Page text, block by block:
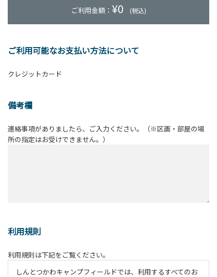
ご利用金額： ¥0 (税込)
ご利用可能なお支払い方法について
クレジットカード
備考欄
連絡事項がありましたら、ご入力ください。（※区画・部屋の場
所の指定はお受けできません。）
利用規則
利用規則は下記をご覧ください。
しんとつかわキャンプフィールドでは、利用するすべてのお